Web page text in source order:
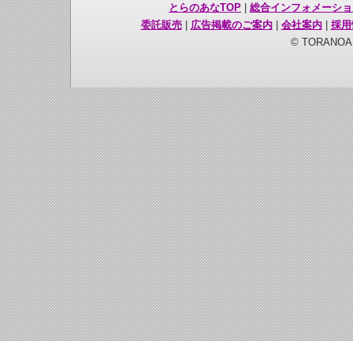
とらのあなTOP
総合インフォメーシ
委託販売| 広告掲載のご案内| 会社案内| 採
©